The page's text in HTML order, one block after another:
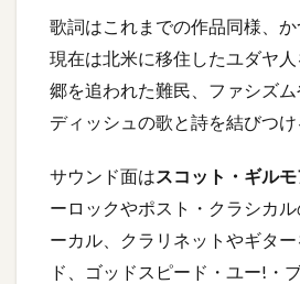
歌詞はこれまでの作品同様、
現在は北米に移住したユダヤ
郷を追われた難民、ファシズ
ディッシュの歌と詩を結びつ
サウンド面はスコット・ギル
ーロックやポスト・クラシカ
ーカル、クラリネットやギタ
ド、ゴッドスピード・ユー!・